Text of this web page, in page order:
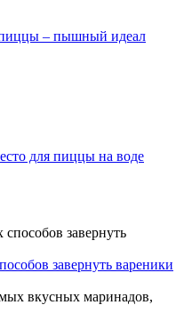
– пышный идеал
для пиццы на воде
завернуть вареники